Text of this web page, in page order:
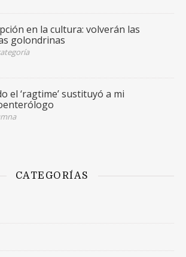
en la cultura: volverán las
golondrinas
el ‘ragtime’ sustituyó a mi
CATEGORÍAS